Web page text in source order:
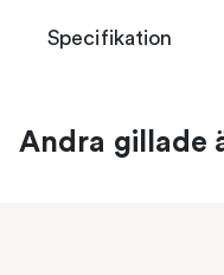
Specifikation
Andra gillade